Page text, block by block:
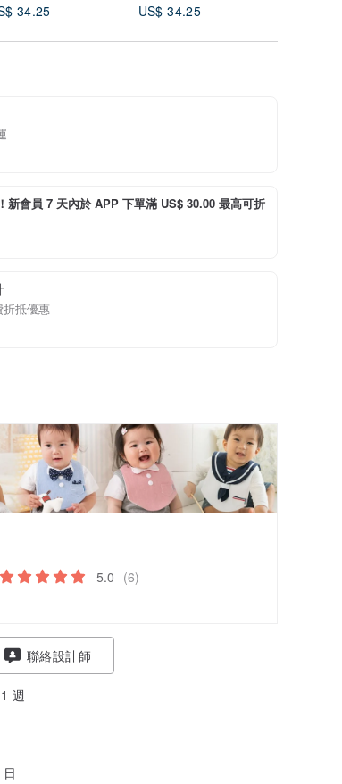
34.25
US$ 34.25
新會員 7 天內於 APP 下單滿 US$ 30.00 最高可折
抵優惠
5.0 (6)
聯絡設計師
週